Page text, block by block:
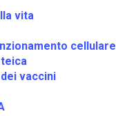
vita
cellulare
vaccini